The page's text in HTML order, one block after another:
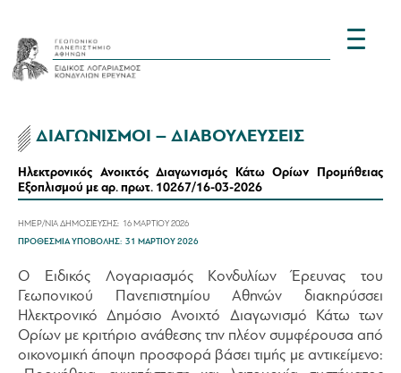
ΔΙΑΓΩΝΙΣΜΟΙ – ΔΙΑΒΟΥΛΕΥΣΕΙΣ
Ηλεκτρονικός Ανοικτός Διαγωνισμός Κάτω Ορίων Προμήθειας
Εξοπλισμού με αρ. πρωτ. 10267/16-03-2026
ΗΜΕΡ/ΝΙΑ ΔΗΜΟΣΙΕΥΣΗΣ: 16 ΜΑΡΤΙΟΥ 2026
ΠΡΟΘΕΣΜΙΑ ΥΠΟΒΟΛΗΣ: 31 ΜΑΡΤΙΟΥ 2026
Ο Ειδικός Λογαριασμός Κονδυλίων Έρευνας του
Γεωπονικού Πανεπιστημίου Αθηνών διακηρύσσει
Ηλεκτρονικό Δημόσιο Ανοιχτό Διαγωνισμό Κάτω των
Ορίων με κριτήριο ανάθεσης την πλέον συμφέρουσα από
οικονομική άποψη προσφορά βάσει τιμής με αντικείμενο: